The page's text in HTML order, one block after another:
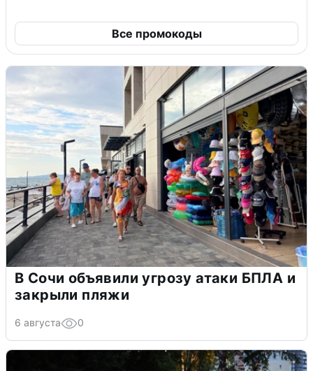
Все промокоды
В Сочи объявили угрозу атаки БПЛА и
закрыли пляжи
6 августа 0